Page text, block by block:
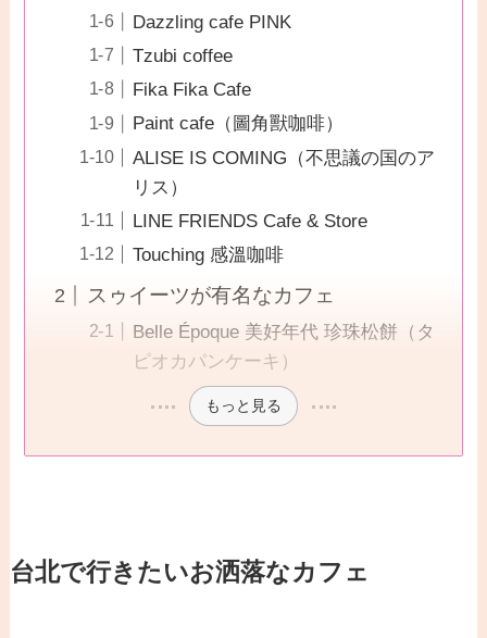
Dazzling cafe PINK
Tzubi coffee
Fika Fika Cafe
Paint cafe（圖角獸咖啡）
ALISE IS COMING（不思議の国のア
リス）
LINE FRIENDS Cafe & Store
Touching 感溫咖啡
スゥイーツが有名なカフェ
Belle Époque 美好年代 珍珠松餅（タ
ピオカパンケーキ）
もっと見る
台北で行きたいお洒落なカフェ